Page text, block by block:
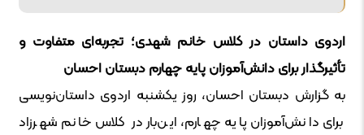
اردوی داستان در کلاس خانم شهدی؛ تجربه‌ای متفاوت و
تأثیرگذار برای دانش‌آموزان پایه چهارم دبستان احسان
به گزارش دبستان احسان، روز یکشنبه اردوی داستان‌نویسی
برای دانش‌آموزان پایه چهارم، این‌بار در کلاس خانم شهرزاد